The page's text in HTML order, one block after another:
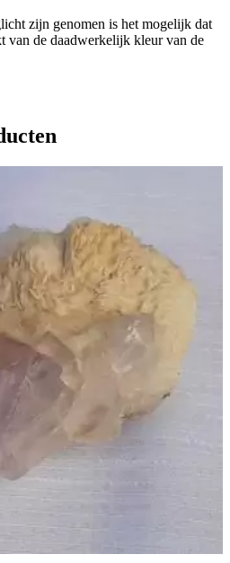
zijn genomen is het mogelijk dat
van de daadwerkelijk kleur van de